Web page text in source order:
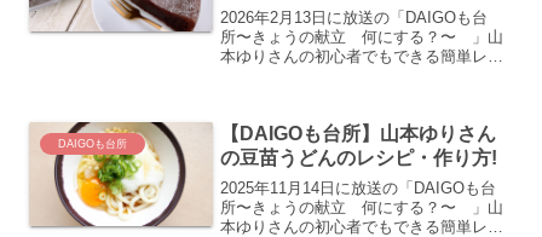
2026年2月13日に放送の「DAIGOも台
所〜きょうの献立 何にする？〜 」山
本ゆりさんの初心者でもできる簡単レシ
DAIGOも台所
【DAIGOも台所】山本ゆりさん
の豆苗うどんのレシピ・作り方!
2025年11月14日に放送の「DAIGOも台
所〜きょうの献立 何にする？〜 」山
本ゆりさんの初心者でもできる簡単レシ